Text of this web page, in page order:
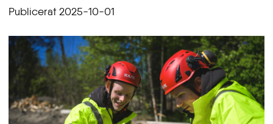
Publicerat 2025-10-01